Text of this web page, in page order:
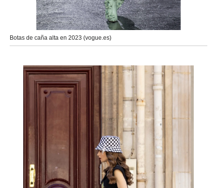
Botas de caña alta en 2023 (vogue.es)